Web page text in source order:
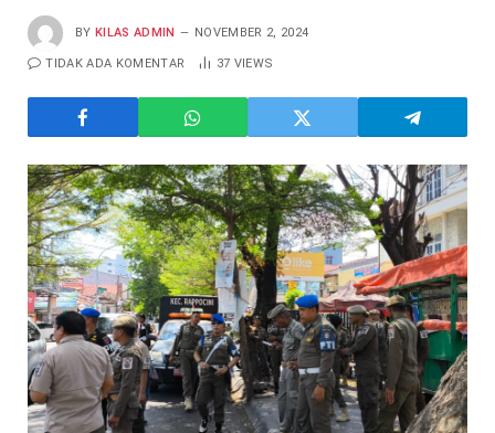
BY KILAS ADMIN NOVEMBER 2, 2024
TIDAK ADA KOMENTAR 37 VIEWS